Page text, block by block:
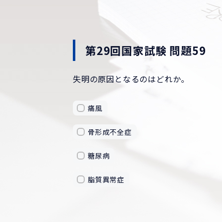
第29回国家試験 問題59
失明の原因となるのはどれか。
痛風
骨形成不全症
糖尿病
脂質異常症